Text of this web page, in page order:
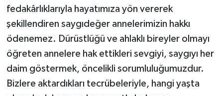
fedakârlıklarıyla hayatımıza yön vererek
şekillendiren saygıdeğer annelerimizin hakkı
ödenemez. Dürüstlüğü ve ahlaklı bireyler olmayı
öğreten annelere hak ettikleri sevgiyi, saygıyı her
daim göstermek, öncelikli sorumluluğumuzdur.
Bizlere aktardıkları tecrübeleriyle, hangi yaşta